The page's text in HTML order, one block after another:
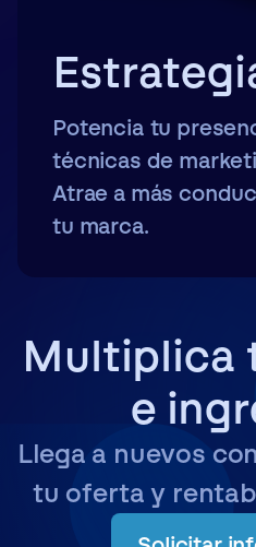
Potencia tu
técnicas de
Atrae a más
tu marca.
Multiplica
e
Llega a nuevos
tu oferta y